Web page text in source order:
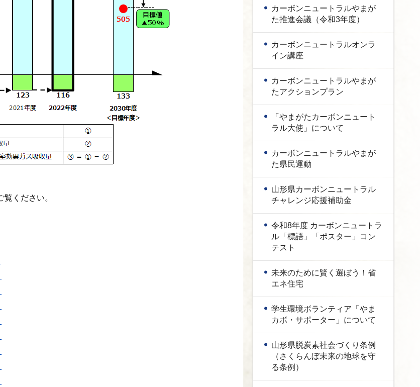
ください。
カーボンニュートラルやまが
た推進会議（令和3年度）
カーボンニュートラルオンラ
イン講座
カーボンニュートラルやまが
たアクションプラン
「やまがたカーボンニュート
ラル大使」について
カーボンニュートラルやまが
た県民運動
山形県カーボンニュートラル
チャレンジ応援補助金
令和8年度 カーボンニュートラ
ル「標語」「ポスター」コン
テスト
未来のために賢く選ぼう！省
エネ住宅
学生環境ボランティア「やま
カボ・サポーター」について
山形県脱炭素社会づくり条例
（さくらんぼ未来の地球を守
る条例）